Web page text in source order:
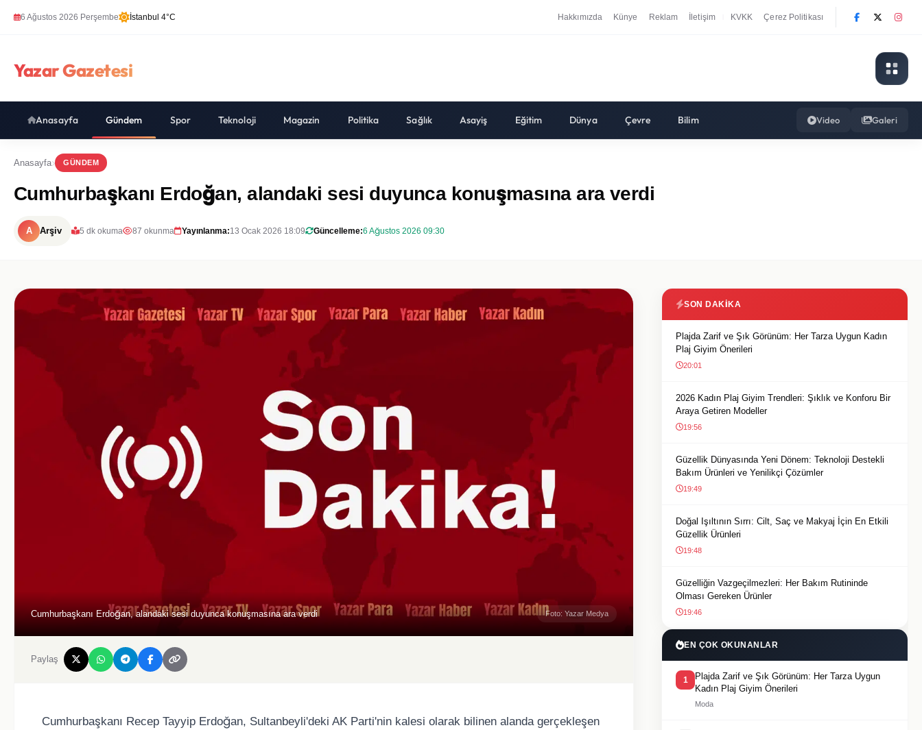
6 Ağustos 2026 Perşembe İstanbul 4°C Hakkımızda Künye Reklam İletişim KVKK Çerez Politikası
Yazar Gazetesi
Anasayfa Gündem Spor Teknoloji Magazin Politika Sağlık Asayiş Eğitim Dünya Çevre Bilim Video Galeri
Anasayfa GÜNDEM
Cumhurbaşkanı Erdoğan, alandaki sesi duyunca konuşmasına ara verdi
A Arşiv 5 dk okuma 87 okunma Yayınlanma:13 Ocak 2026 18:09 Güncelleme:6 Ağustos 2026 09:30
Cumhurbaşkanı Erdoğan, alandaki sesi duyunca konuşmasına ara verdi Foto: Yazar Medya
Paylaş
Cumhurbaşkanı Recep Tayyip Erdoğan, Sultanbeyli'deki AK Parti'nin kalesi olarak bilinen alanda gerçekleşen
SON DAKIKA
Plajda Zarif ve Şık Görünüm: Her Tarza Uygun Kadın
Plaj Giyim Önerileri
20:01
2026 Kadın Plaj Giyim Trendleri: Şıklık ve Konforu Bir
Araya Getiren Modeller
19:56
Güzellik Dünyasında Yeni Dönem: Teknoloji Destekli
Bakım Ürünleri ve Yenilikçi Çözümler
19:49
Doğal Işıltının Sırrı: Cilt, Saç ve Makyaj İçin En Etkili
Güzellik Ürünleri
19:48
Güzelliğin Vazgeçilmezleri: Her Bakım Rutininde
Olması Gereken Ürünler
19:46
EN ÇOK OKUNANLAR
1
Plajda Zarif ve Şık Görünüm: Her Tarza Uygun
Kadın Plaj Giyim Önerileri
Moda